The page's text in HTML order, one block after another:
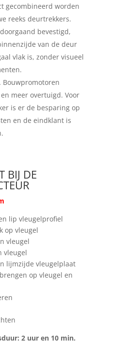
gecombineerd worden
reeks deurtrekkers.
bevestigd,
van de deur
vlak is, zonder visueel
Bouwpromotoren
meer overtuigd. Voor
is er de besparing op
en de eindklant is
BIJ DE
lip vleugelprofiel
op vleugel
vleugel
vleugel
lijmzijde vleugelplaat
op vleugel en
2 uur en 10 min.